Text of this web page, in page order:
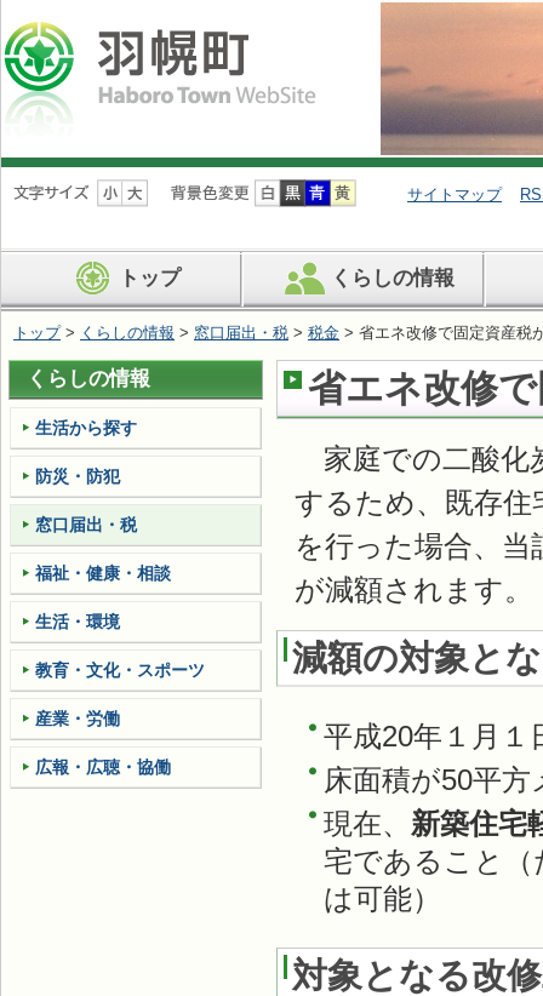
ナ
ビ
ン
を
ば
す
サイトマップ
トップ くらしの情報
トップ> くらしの情報 > 窓口届出・税 > 税金 > 省エネ改修で固定資産税
省エネ改修
家庭での二酸化
するため、既存住
を行った場合、当
が減額されます。
減額の対象と
平成20年１月１
床面積が50平
現在、 新築住宅
宅であること（
は可能）
対象となる改
くらしの情報
生活から探す
防災・防犯
窓口届出・税
福祉・健康・相談
生活・環境
教育・文化・スポーツ
産業・労働
広報・広聴・協働